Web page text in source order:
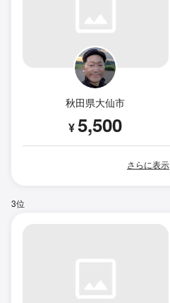
秋田県大仙市
¥5,500
さらに表示
3位